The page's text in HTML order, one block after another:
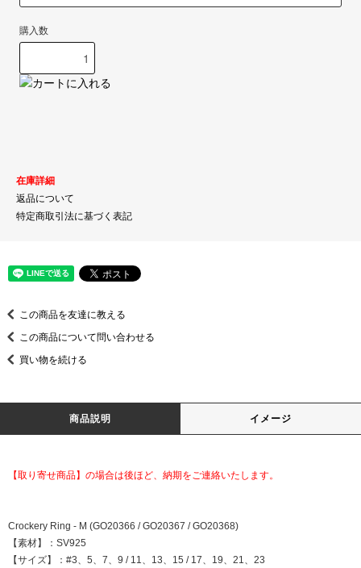
購入数
在庫詳細
返品について
特定商取引法に基づく表記
この商品を友達に教える
この商品について問い合わせる
買い物を続ける
商品説明 イメージ
【取り寄せ商品】の場合は後ほど、納期をご連絡いたします。
Crockery Ring - M (GO20366 / GO20367 / GO20368)
【素材】：SV925
【サイズ】：#3、5、7、9 / 11、13、15 / 17、19、21、23